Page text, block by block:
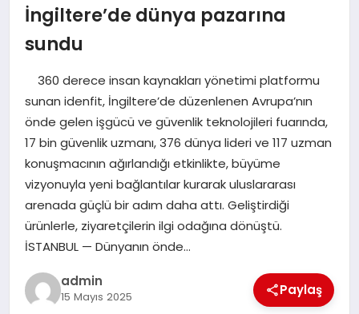
EKONOMI
SAĞLIK
SIYASET
SPOR
YAŞAM
İngiltere’de dünya pazarına
sundu
360 derece insan kaynakları yönetimi platformu
sunan idenfit, İngiltere’de düzenlenen Avrupa’nın
önde gelen işgücü ve güvenlik teknolojileri fuarında,
17 bin güvenlik uzmanı, 376 dünya lideri ve 117 uzman
konuşmacının ağırlandığı etkinlikte, büyüme
vizyonuyla yeni bağlantılar kurarak uluslararası
arenada güçlü bir adım daha attı. Geliştirdiği
ürünlerle, ziyaretçilerin ilgi odağına dönüştü.
İSTANBUL — Dünyanın önde…
admin
15 Mayıs 2025 Paylaş